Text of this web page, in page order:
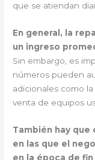
que se atiendan
En general, la
un ingreso
Sin embargo, es
números pueden
adicionales como
venta de equipos
También hay
en las que el
en la época de